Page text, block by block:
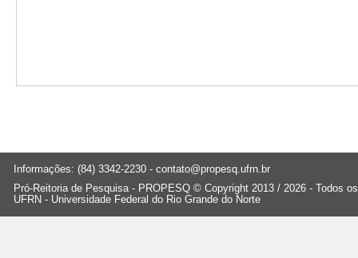
Informações: (84) 3342-2230 - contato@propesq.ufrn.br
Pró-Reitoria de Pesquisa - PROPESQ © Copyright 2013 / 2026 - Todos
UFRN - Universidade Federal do Rio Grande do Norte